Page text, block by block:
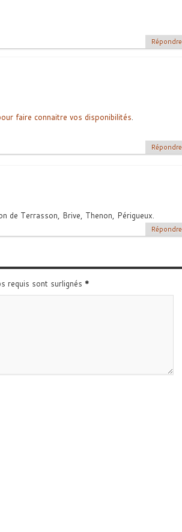
Répondre
faire connaitre vos disponibilités.
Répondre
de Terrasson, Brive, Thenon, Périgueux.
Répondre
requis sont surlignés *